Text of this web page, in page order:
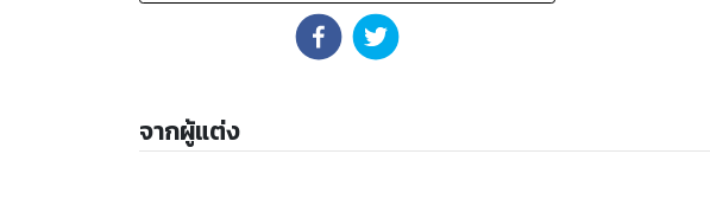
จากผู้แต่ง